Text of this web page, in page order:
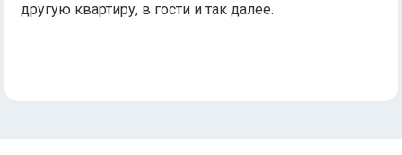
другую квартиру, в гости и так далее.